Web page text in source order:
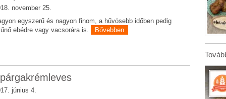
november 25.
egyszerű és nagyon finom, a hűvösebb időben pedig
ebédre vagy vacsorára is.
Bővebben
június 4.